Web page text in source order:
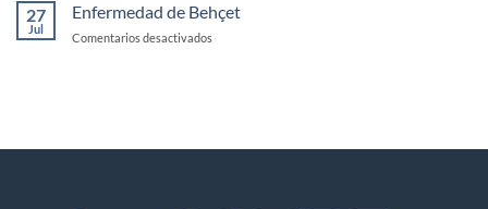
importantes
de
27
Jul
Enfermedad de Behçet
Comentarios desactivados